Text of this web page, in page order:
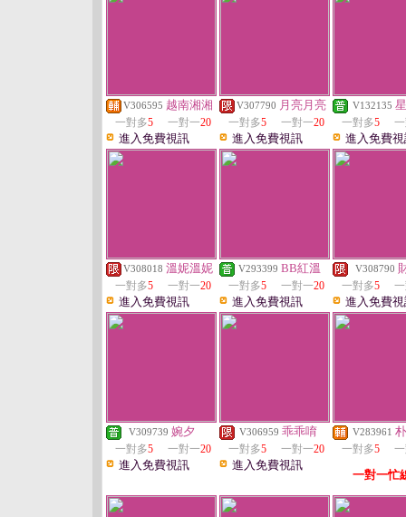
V306595 越南湘湘
一對多5 一對一20
進入免費視訊
V307790 月亮月亮
一對多5 一對一20
進入免費視訊
V132135
一對多5
進入免費
V308018 溫妮溫妮
一對多5 一對一20
進入免費視訊
V293399 BB紅溫
一對多5 一對一20
進入免費視訊
V308790
一對多5
進入免費
V309739 婉夕
一對多5 一對一20
進入免費視訊
V306959 乖乖唷
一對多5 一對一20
進入免費視訊
V283961
一對多5
一對一忙